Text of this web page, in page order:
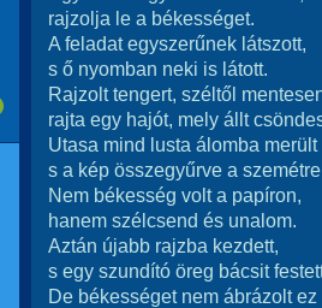
rajzolja le a békességet.
A feladat egyszerűnek látszott,
s ő nyomban neki is látott.
Rajzolt tengert, széltől
rajta egy hajót, mely állt
Utasa mind lusta álomba merült
s a kép összegyűrve a
Nem békesség volt a papíron,
hanem szélcsend és unalom.
Aztán újabb rajzba kezdett,
s egy szundító öreg bácsit
De békességet nem ábrázolt ez